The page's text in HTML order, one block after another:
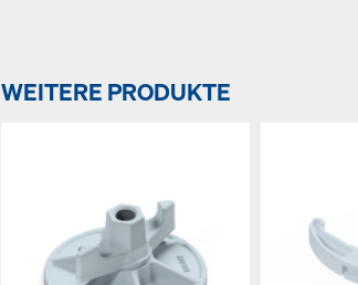
WEITERE PRODUKTE